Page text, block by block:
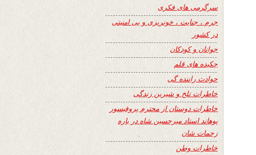
سرگرمی های فکری
جرم ، جنایت ، خونریزی و بی امنیتی
در کشور
جوانان و کودکان
چکیده های قلم
حوادث راننده گی
خاطرات تلخ و شیرین زندگی
خاطرات دوستان از محترم پروفیسور
پوهاند استاد میرحسین شاه در باره
زحمات شان
خاطرات وطن